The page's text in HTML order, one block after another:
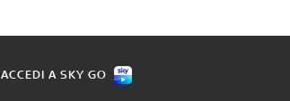
ACCEDI A SKY GO